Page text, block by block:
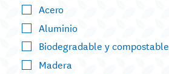
Acero
Aluminio
Biodegradable y compostable
Madera